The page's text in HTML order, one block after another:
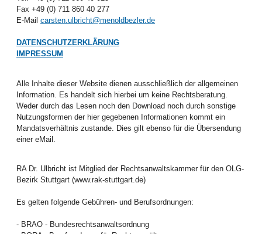
Fax +49 (0) 711 860 40 277
E-Mail carsten.ulbricht@menoldbezler.de
DATENSCHUTZERKLÄRUNG
IMPRESSUM
Alle Inhalte dieser Website dienen ausschließlich der allgemeinen
Information. Es handelt sich hierbei um keine Rechtsberatung.
Weder durch das Lesen noch den Download noch durch sonstige
Nutzungsformen der hier gegebenen Informationen kommt ein
Mandatsverhältnis zustande. Dies gilt ebenso für die Übersendung
einer eMail.
RA Dr. Ulbricht ist Mitglied der Rechtsanwaltskammer für den OLG-
Bezirk Stuttgart (www.rak-stuttgart.de)
Es gelten folgende Gebühren- und Berufsordnungen:
- BRAO - Bundesrechtsanwaltsordnung